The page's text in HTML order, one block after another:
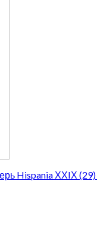
Hispania ХХIХ (29)